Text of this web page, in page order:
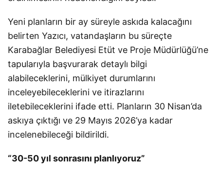
Yeni planların bir ay süreyle askıda kalacağını
belirten Yazıcı, vatandaşların bu süreçte
Karabağlar Belediyesi Etüt ve Proje Müdürlüğü’ne
tapularıyla başvurarak detaylı bilgi
alabileceklerini, mülkiyet durumlarını
inceleyebileceklerini ve itirazlarını
iletebileceklerini ifade etti. Planların 30 Nisan’da
askıya çıktığı ve 29 Mayıs 2026’ya kadar
incelenebileceği bildirildi.
“30-50 yıl sonrasını planlıyoruz”